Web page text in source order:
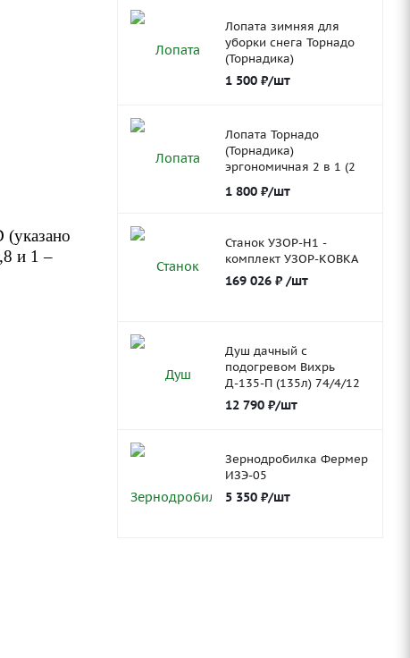
и 1 –
Лопата зимняя для
уборки снега Торнадо
(Торнадика)
1 500₽/шт
Лопата Торнадо
(Торнадика)
эргономичная 2 в 1 (2
1 800₽/шт
Станок УЗОР-Н1 -
комплект УЗОР-КОВКА
169 026₽ /шт
Душ дачный с
подогревом Вихрь
Д-135-П (135л) 74/4/12
12 790₽/шт
Зернодробилка Фермер
ИЗЭ-05
5 350₽/шт